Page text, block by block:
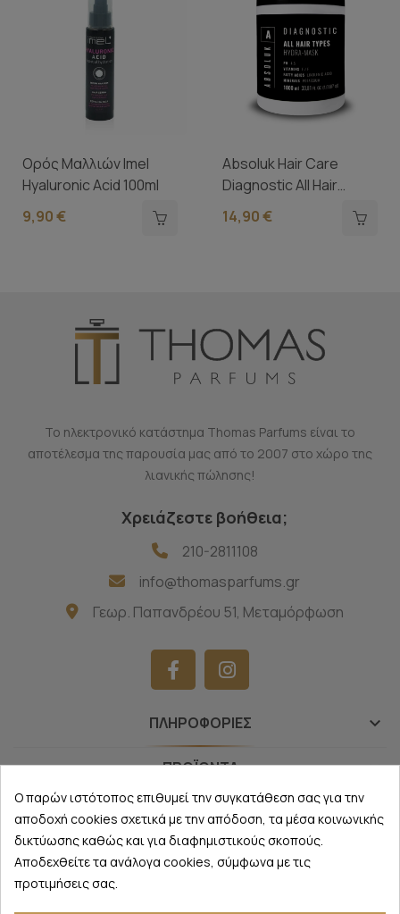
Ορός Μαλλιών Imel
Hyaluronic Acid 100ml
9,90 €
Absoluk Hair Care
Diagnostic All Hair
Types...
14,90 €
Το ηλεκτρονικό κατάστημα Thomas Parfums είναι το
αποτέλεσμα της παρουσία μας από το 2007 στο χώρο της
λιανικής πώλησης!
Χρειάζεστε βοήθεια;
210-2811108
info@thomasparfums.gr
Γεωρ. Παπανδρέου 51, Μεταμόρφωση
ΠΛΗΡΟΦΟΡΊΕΣ keyboard_arrow_down
ΠΡΟΪΌΝΤΑ keyboard_arrow_down
NEWSLETTER keyboard_arrow_down
Thomas Parfums
Ο παρών ιστότοπος επιθυμεί την συγκατάθεση σας για την
αποδοχή cookies σχετικά με την απόδοση, τα μέσα κοινωνικής
δικτύωσης καθώς και για διαφημιστικούς σκοπούς.
Αποδεχθείτε τα ανάλογα cookies, σύμφωνα με τις
προτιμήσεις σας.